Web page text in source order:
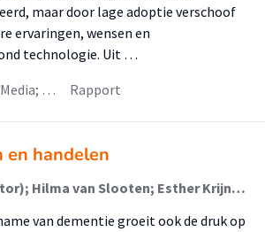
maar door lage adoptie verschoof
ervaringen, wensen en
technologie. Uit …
… Rapport
en handelen
Wina Smeenk (Lector); Hilma van Slooten; Esther Krijnen-de Bruin (Onderzoeker); Jeroen Spoelstra
van dementie groeit ook de druk op